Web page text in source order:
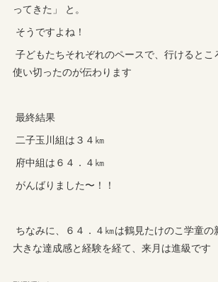
ってきた」 と。
そうですよね！
子どもたちそれぞれのペースで、行けるとこ
使い切ったのが伝わります
最終結果
二子玉川組は３４㎞
府中組は６４．４㎞
がんばりました〜！！
ちなみに、６４．４㎞は鶴見たけのこ学童の
大きな達成感と経験を経て、来月は進級です